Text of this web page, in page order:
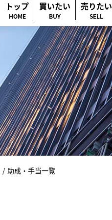
トップ
HOME
買いたい
BUY
売りたい
SELL
/ 助成・手当一覧